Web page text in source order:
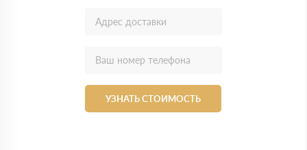
УЗНАТЬ СТОИМОСТЬ